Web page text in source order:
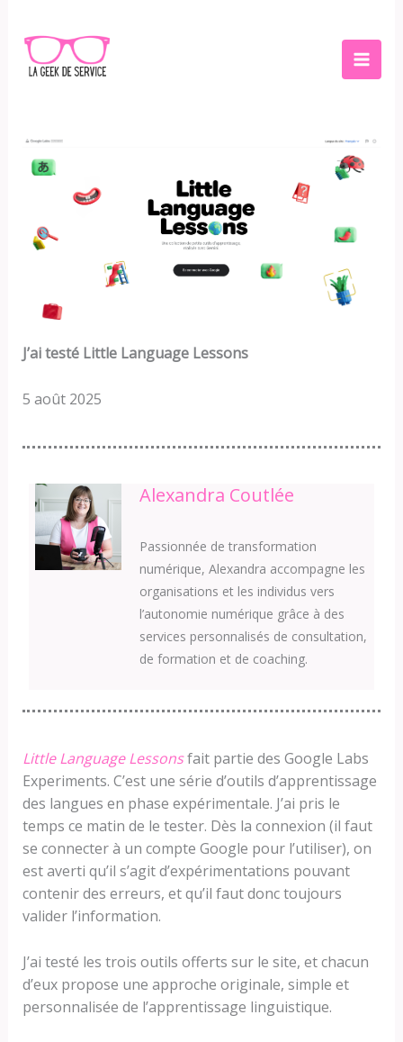
contenu
J’ai testé Little Language Lessons
5 août 2025
Alexandra Coutlée
Passionnée de transformation
numérique, Alexandra accompagne les
organisations et les individus vers
l’autonomie numérique grâce à des
services personnalisés de consultation,
de formation et de coaching.
Little Language Lessonsfait partie des Google Labs
Experiments. C’est une série d’outils d’apprentissage
des langues en phase expérimentale. J’ai pris le
temps ce matin de le tester. Dès la connexion (il faut
se connecter à un compte Google pour l’utiliser), on
est averti qu’il s’agit d’expérimentations pouvant
contenir des erreurs, et qu’il faut donc toujours
valider l’information.
J’ai testé les trois outils offerts sur le site, et chacun
d’eux propose une approche originale, simple et
personnalisée de l’apprentissage linguistique.